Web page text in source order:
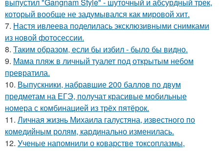
выпустил "Gangnam Style" - шуточный и абсурдный трек,
который вообще не задумывался как мировой хит.
7. Настя ивлеева поделилась эксклюзивными снимками
из новой фотосессии.
8. Таким образом, если бы избил - было бы видно.
9. Мама пляж в личный туалет под открытым небом
превратила.
10. Выпускники, набравшие 200 баллов по двум
предметам на ЕГЭ, получат красивые мобильные
номера с комбинацией из трёх пятёрок.
11. Личная жизнь Михаила галустяна, известного по
комедийным ролям, кардинально изменилась.
12. Ученые напомнили о коварстве токсоплазмы,